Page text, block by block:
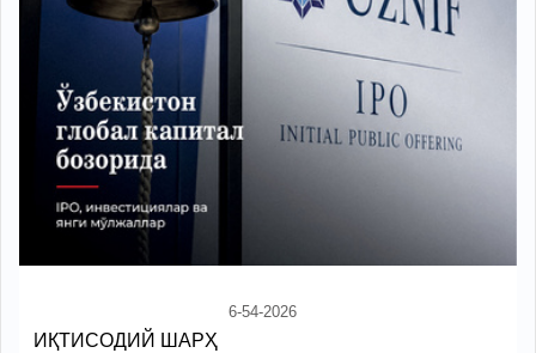
6-54-2026
ИҚТИСОДИЙ ШАРҲ